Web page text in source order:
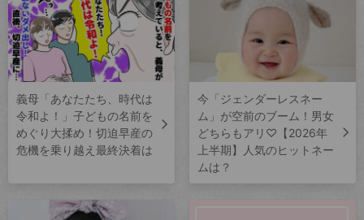
義母「あなたたち、時代は
令和よ！」子どもの名前を
めぐり大揉め！切迫早産の
危機を乗り越え最終決着は
今「ジェンダーレスネー
ム」が空前のブーム！男女
どちらもアリ♡【2026年
上半期】人気のヒットネー
ムは？